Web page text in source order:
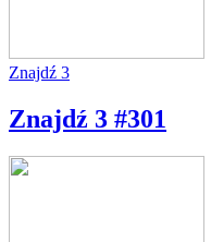
Znajdź 3
Znajdź 3 #301